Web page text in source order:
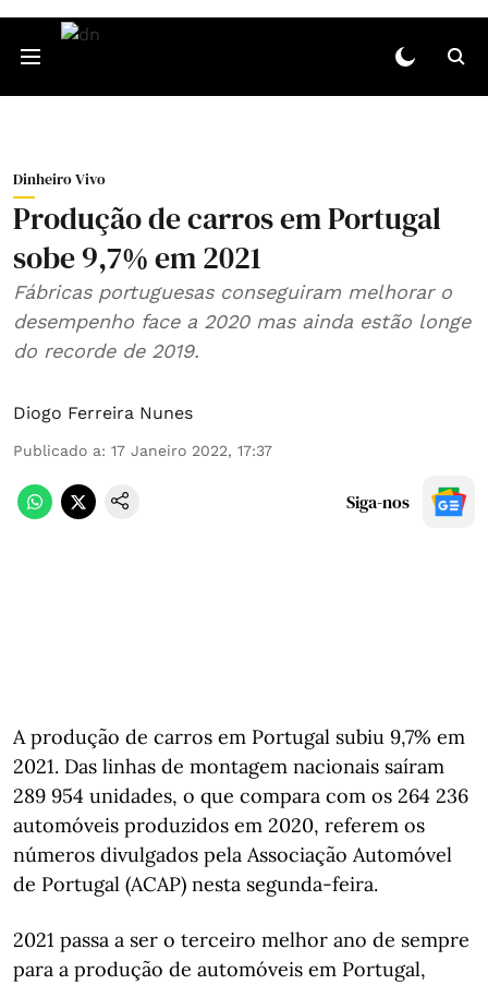
Dinheiro Vivo
Produção de carros em Portugal
sobe 9,7% em 2021
Fábricas portuguesas conseguiram melhorar o
desempenho face a 2020 mas ainda estão longe
do recorde de 2019.
Diogo Ferreira Nunes
Publicado a: 17 Janeiro 2022, 17:37
Siga-nos
A produção de carros em Portugal subiu 9,7% em
2021. Das linhas de montagem nacionais saíram
289 954 unidades, o que compara com os 264 236
automóveis produzidos em 2020, referem os
números divulgados pela Associação Automóvel
de Portugal (ACAP) nesta segunda-feira.
2021 passa a ser o terceiro melhor ano de sempre
para a produção de automóveis em Portugal,